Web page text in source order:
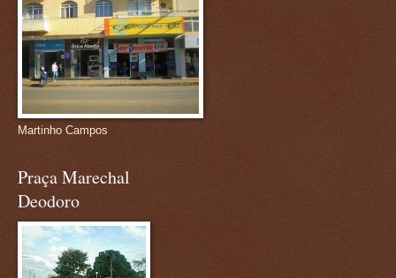
Martinho Campos
Praça Marechal
Deodoro